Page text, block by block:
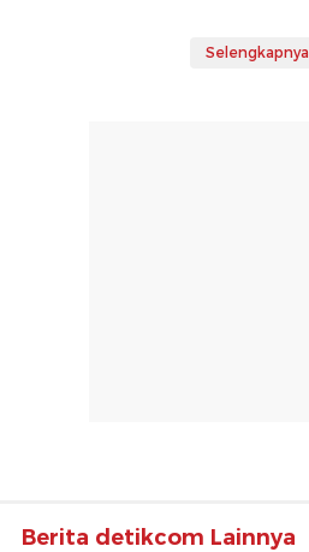
Selengkapnya
Berita detikcom Lainnya